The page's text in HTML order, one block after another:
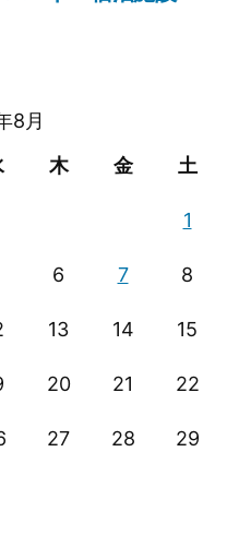
8月
木 金 土
1
6 7 8
13 14 15
20 21 22
27 28 29